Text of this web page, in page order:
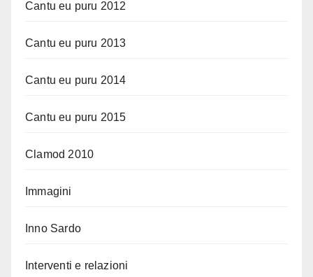
Cantu eu puru 2012
Cantu eu puru 2013
Cantu eu puru 2014
Cantu eu puru 2015
Clamod 2010
Immagini
Inno Sardo
Interventi e relazioni